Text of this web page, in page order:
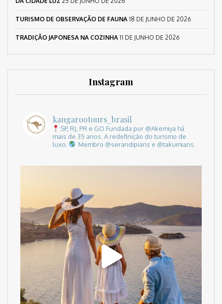
TURISMO DE OBSERVAÇÃO DE FAUNA 18 DE JUNHO DE 2026
TRADIÇÃO JAPONESA NA COZINHA 11 DE JUNHO DE 2026
Instagram
kangarootours_brasil
SP, RJ, PR e GO Fundada por @Akemiya há
mais de 35 anos. A redefinição do turismo de
luxo.
Membro @serandipians e @takumians.